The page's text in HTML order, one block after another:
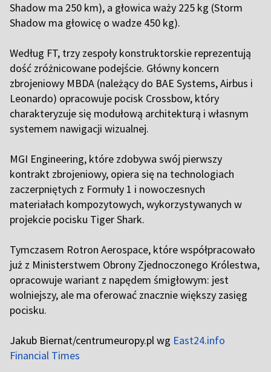
Shadow ma 250 km), a głowica waży 225 kg (Storm
Shadow ma głowicę o wadze 450 kg).
Według FT, trzy zespoły konstruktorskie reprezentują
dość zróżnicowane podejście. Główny koncern
zbrojeniowy MBDA (należący do BAE Systems, Airbus i
Leonardo) opracowuje pocisk Crossbow, który
charakteryzuje się modułową architekturą i własnym
systemem nawigacji wizualnej.
MGI Engineering, które zdobywa swój pierwszy
kontrakt zbrojeniowy, opiera się na technologiach
zaczerpniętych z Formuły 1 i nowoczesnych
materiałach kompozytowych, wykorzystywanych w
projekcie pocisku Tiger Shark.
Tymczasem Rotron Aerospace, które współpracowało
już z Ministerstwem Obrony Zjednoczonego Królestwa,
opracowuje wariant z napędem śmigłowym: jest
wolniejszy, ale ma oferować znacznie większy zasięg
pocisku.
Jakub Biernat/centrumeuropy.pl wg East24.info
Financial Times